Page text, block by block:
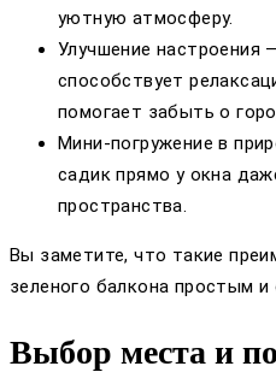
уютную атмосферу.
Улучшение настроения
способствует
помогает забыть о
Мини-погружение в
садик прямо у окна
пространства.
Вы заметите, что такие
зеленого балкона простым
Выбор места и